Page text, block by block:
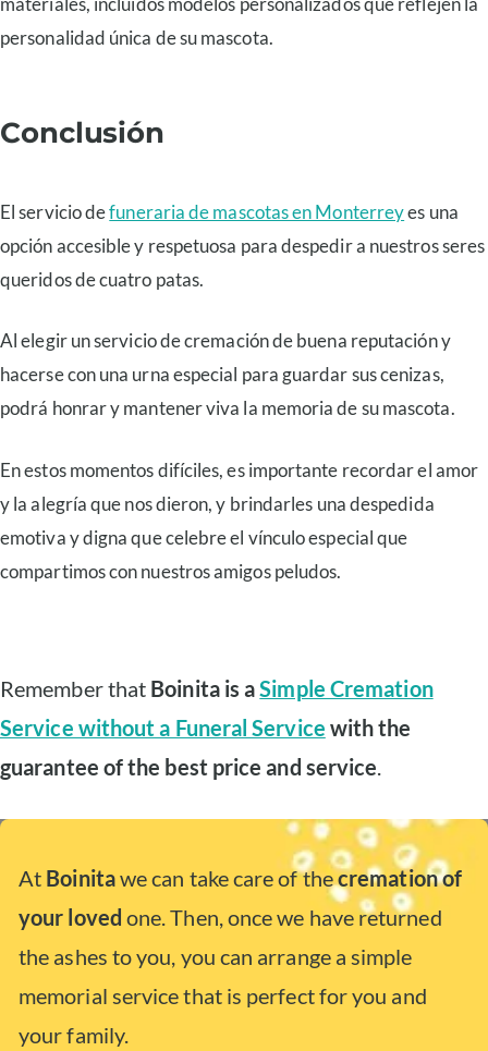
personalidad única de su mascota.
Conclusión
El servicio defuneraria de mascotas en Monterreyes una
opción accesible y respetuosa para despedir a nuestros seres
queridos de cuatro patas.
Al elegir un servicio de cremación de buena reputación y
hacerse con una urna especial para guardar sus cenizas,
podrá honrar y mantener viva la memoria de su mascota.
En estos momentos difíciles, es importante recordar el amor
y la alegría que nos dieron, y brindarles una despedida
emotiva y digna que celebre el vínculo especial que
compartimos con nuestros amigos peludos.
Remember that Boinita is aSimple Cremation
Service without a Funeral Service with the
guarantee of the best price and service.
At Boinitawe can take care of thecremation of
your loved one. Then, once we have returned
the ashes to you, you can arrange a simple
memorial service that is perfect for you and
your family.